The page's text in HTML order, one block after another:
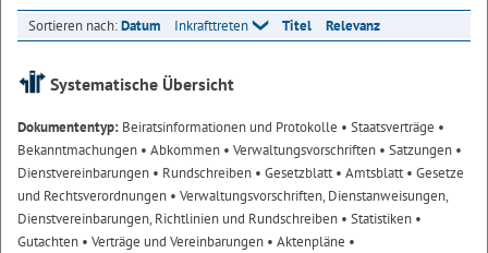
Sortieren nach:Datum Inkrafttreten Titel Relevanz
Systematische Übersicht
Dokumententyp: Beiratsinformationen und Protokolle • Staatsverträge •
Bekanntmachungen • Abkommen • Verwaltungsvorschriften • Satzungen •
Dienstvereinbarungen • Rundschreiben • Gesetzblatt• Amtsblatt• Gesetze
und Rechtsverordnungen • Verwaltungsvorschriften, Dienstanweisungen,
Dienstvereinbarungen, Richtlinien und Rundschreiben • Statistiken •
Gutachten • Verträge und Vereinbarungen • Aktenpläne •